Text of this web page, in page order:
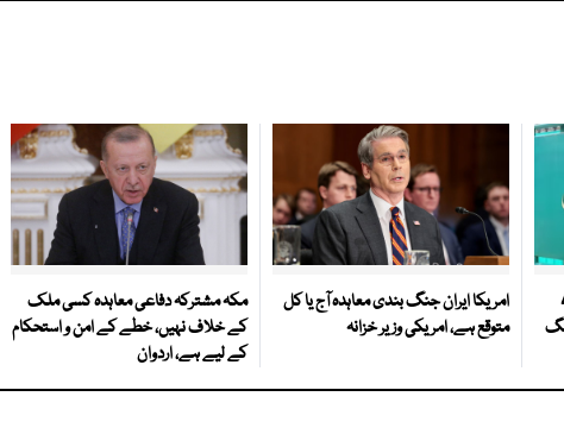
کے 4
امریکا ایران جنگ بندی معاہدہ آج یا کل
متوقع ہے، امریکی وزیر خزانہ
مکہ مشترکہ دفاعی معاہدہ کسی ملک
کے خلاف نہیں، خطے کے امن و استحکام
کے لیے ہے، اردوان